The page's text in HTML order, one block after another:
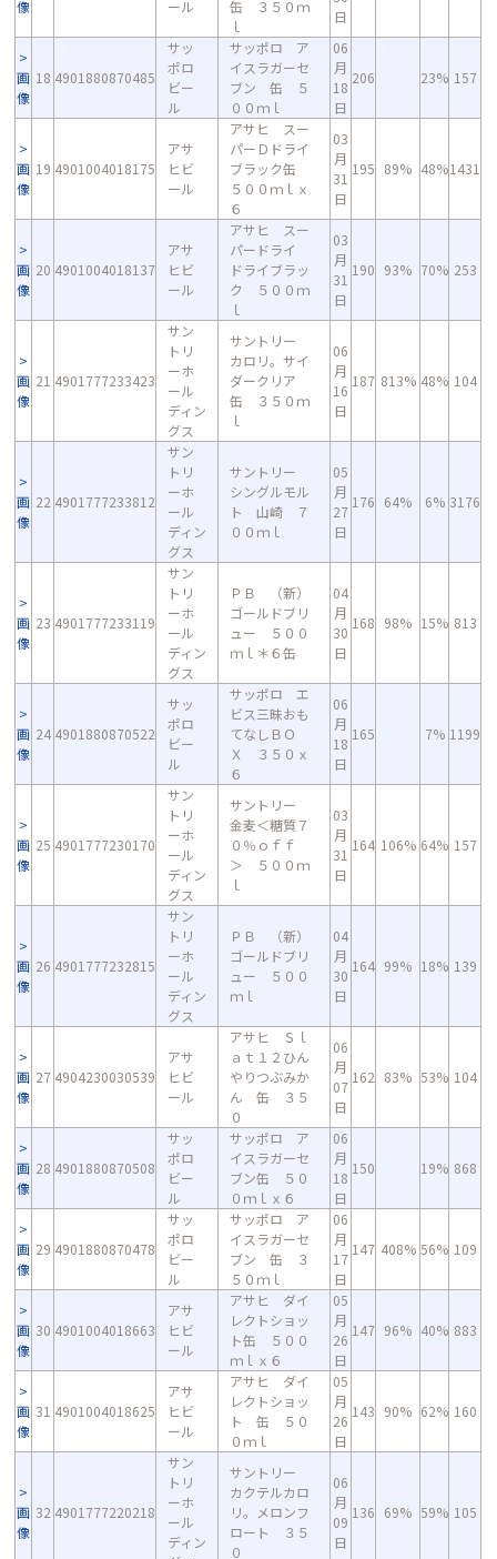
像 ール
缶 ３５０ｍ
ｌ
日
画
像
18 4901880870485
サッ
ポロ
ビー
ル
サッポロ ア
イスラガーセ
ブン 缶 ５
００ｍｌ
06
月
18
日
206 23% 157
画
像
19 4901004018175
アサ
ヒビ
ール
アサヒ スー
パーＤドライ
ブラック缶
５００ｍｌｘ
６
03
月
31
日
195 89% 48%1431
画
像
20 4901004018137
アサ
ヒビ
ール
アサヒ スー
パードライ
ドライブラッ
ク ５００ｍ
ｌ
03
月
31
日
190 93% 70% 253
画
像
21 4901777233423
サン
トリ
ーホ
ール
ディン
グス
サントリー
カロリ。サイ
ダークリア
缶 ３５０ｍ
ｌ
06
月
16
日
187 813% 48% 104
画
像
22 4901777233812
サン
トリ
ーホ
ール
ディン
グス
サントリー
シングルモル
ト 山崎 ７
００ｍｌ
05
月
27
日
176 64% 6% 3176
画
像
23 4901777233119
サン
トリ
ーホ
ール
ディン
グス
ＰＢ （新）
ゴールドブリ
ュー ５００
ｍｌ＊６缶
04
月
30
日
168 98% 15% 813
画
像
24 4901880870522
サッ
ポロ
ビー
ル
サッポロ エ
ビス三昧おも
てなしＢＯ
Ｘ ３５０ｘ
６
06
月
18
日
165 7% 1199
画
像
25 4901777230170
サン
トリ
ーホ
ール
ディン
グス
サントリー
金麦＜糖質７
０％ｏｆｆ
＞ ５００ｍ
ｌ
03
月
31
日
164 106% 64% 157
画
像
26 4901777232815
サン
トリ
ーホ
ール
ディン
グス
ＰＢ （新）
ゴールドブリ
ュー ５００
ｍｌ
04
月
30
日
164 99% 18% 139
画
像
27 4904230030539
アサ
ヒビ
ール
アサヒ Ｓｌ
ａｔ１２ひん
やりつぶみか
ん 缶 ３５
０
06
月
07
日
162 83% 53% 104
画
像
28 4901880870508
サッ
ポロ
ビー
ル
サッポロ ア
イスラガーセ
ブン缶 ５０
０ｍｌｘ６
06
月
18
日
150 19% 868
画
像
29 4901880870478
サッ
ポロ
ビー
ル
サッポロ ア
イスラガーセ
ブン 缶 ３
５０ｍｌ
06
月
17
日
147 408% 56% 109
画
像
30 4901004018663
アサ
ヒビ
ール
アサヒ ダイ
レクトショッ
ト缶 ５００
ｍｌｘ６
05
月
26
日
147 96% 40% 883
画
像
31 4901004018625
アサ
ヒビ
ール
アサヒ ダイ
レクトショッ
ト 缶 ５０
０ｍｌ
05
月
26
日
143 90% 62% 160
画
像
32 4901777220218
サン
トリ
ーホ
ール
ディン
サントリー
カクテルカロ
リ。メロンフ
ロート ３５
０
06
月
09
日
136 69% 59% 105